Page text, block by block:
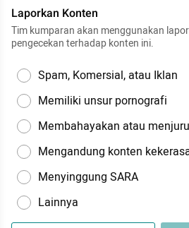
Laporkan Konten
Tim kumparan akan menggunakan
pengecekan terhadap konten ini.
Spam, Komersial, atau Iklan
Memiliki unsur pornografi
Membahayakan atau
Mengandung konten
Menyinggung SARA
Lainnya